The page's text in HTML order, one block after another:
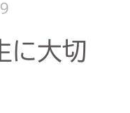
に大切